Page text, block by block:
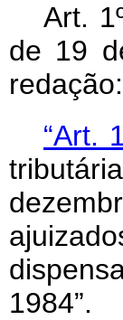
Art.
de 19
redação:
“Art.
1984”.